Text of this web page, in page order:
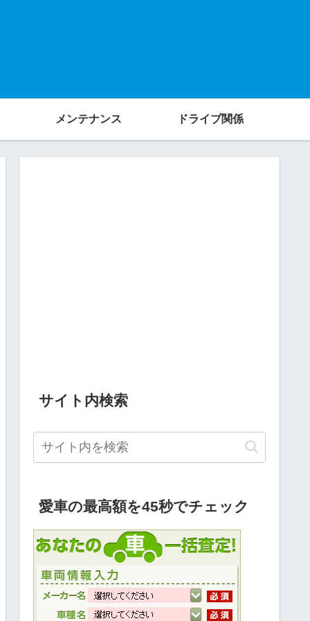
メンテナンス ドライブ関係
サイト内検索
愛車の最高額を45秒でチェック